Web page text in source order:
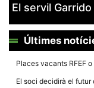
El servil
Últimes
Places vacants RFEF
El soci decidirà el futur